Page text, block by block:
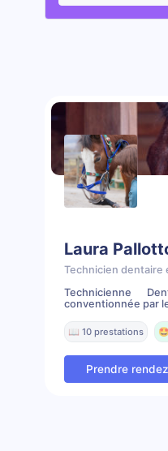
Laura
Technicien dentaire
Technicienne
conventionnée par
📖 10 prestations
Prendre